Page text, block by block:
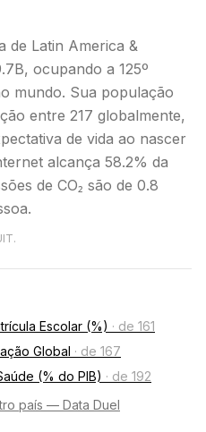
de Latin America &
ocupando a 125º
mundo. Sua população
entre 217 globalmente,
de vida ao nascer
alcança 58.2% da
de CO₂ são de 0.8
Escolar (%) · de 161
Global · de 167
(% do PIB) · de 192
país — Data Duel